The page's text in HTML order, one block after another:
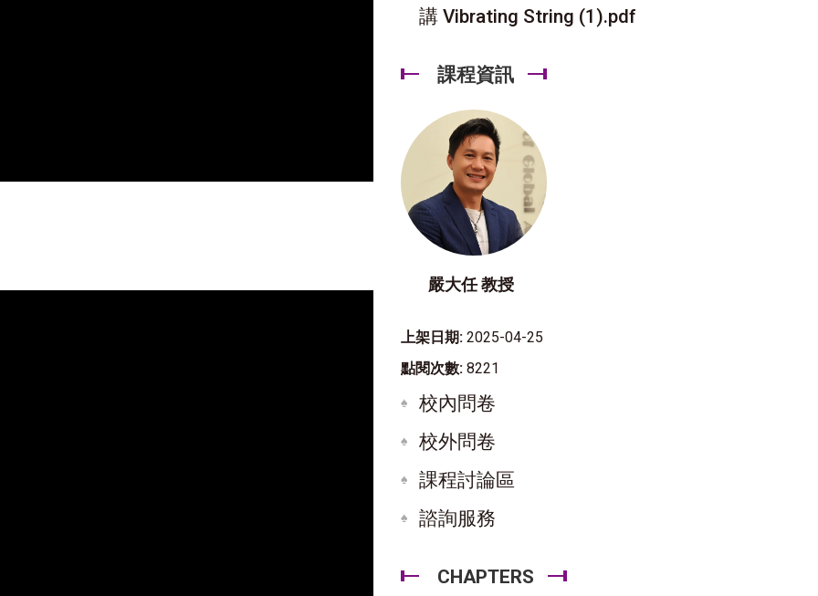
講 Vibrating String (1).pdf
課程資訊
嚴大任 教授
上架日期: 2025-04-25
點閱次數: 8221
校內問卷
校外問卷
課程討論區
諮詢服務
CHAPTERS